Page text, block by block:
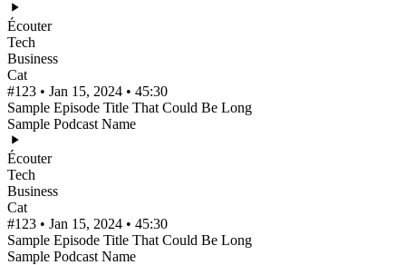
Écouter
Tech
Business
Cat
#123 • Jan 15, 2024 • 45:30
Sample Episode Title That Could Be Long
Sample Podcast Name
Écouter
Tech
Business
Cat
#123 • Jan 15, 2024 • 45:30
Sample Episode Title That Could Be Long
Sample Podcast Name